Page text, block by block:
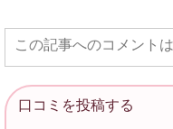
この記事へのコメント
口コミを投稿する